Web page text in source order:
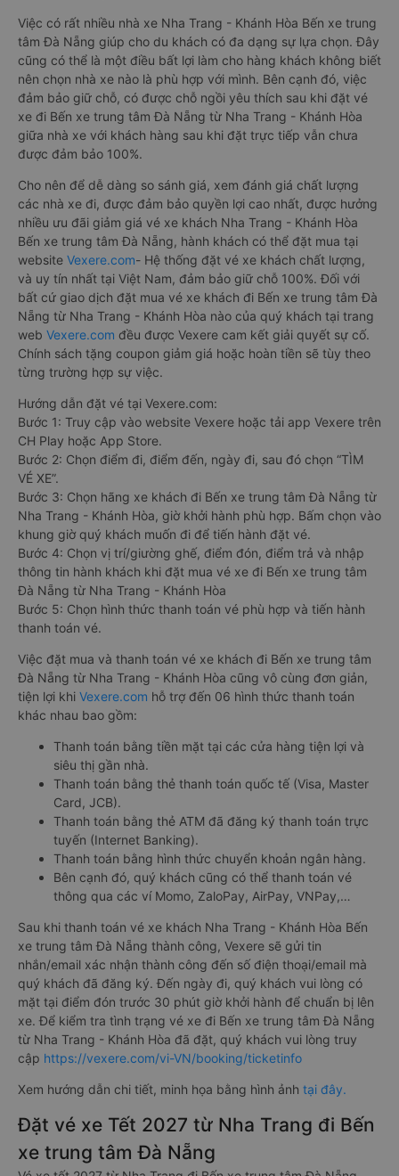
Việc có rất nhiều nhà xe Nha Trang - Khánh Hòa Bến xe trung
tâm Đà Nẵng giúp cho du khách có đa dạng sự lựa chọn. Đây
cũng có thể là một điều bất lợi làm cho hàng khách không biết
nên chọn nhà xe nào là phù hợp với mình. Bên cạnh đó, việc
đảm bảo giữ chỗ, có được chỗ ngồi yêu thích sau khi đặt vé
xe đi Bến xe trung tâm Đà Nẵng từ Nha Trang - Khánh Hòa
giữa nhà xe với khách hàng sau khi đặt trực tiếp vẫn chưa
được đảm bảo 100%.
Cho nên để dễ dàng so sánh giá, xem đánh giá chất lượng
các nhà xe đi, được đảm bảo quyền lợi cao nhất, được hưởng
nhiều ưu đãi giảm giá vé xe khách Nha Trang - Khánh Hòa
Bến xe trung tâm Đà Nẵng, hành khách có thể đặt mua tại
website Vexere.com- Hệ thống đặt vé xe khách chất lượng,
và uy tín nhất tại Việt Nam, đảm bảo giữ chỗ 100%. Đối với
bất cứ giao dịch đặt mua vé xe khách đi Bến xe trung tâm Đà
Nẵng từ Nha Trang - Khánh Hòa nào của quý khách tại trang
web Vexere.com đều được Vexere cam kết giải quyết sự cố.
Chính sách tặng coupon giảm giá hoặc hoàn tiền sẽ tùy theo
từng trường hợp sự việc.
Hướng dẫn đặt vé tại Vexere.com:
Bước 1: Truy cập vào website Vexere hoặc tải app Vexere trên
CH Play hoặc App Store.
Bước 2: Chọn điểm đi, điểm đến, ngày đi, sau đó chọn “TÌM
VÉ XE”.
Bước 3: Chọn hãng xe khách đi Bến xe trung tâm Đà Nẵng từ
Nha Trang - Khánh Hòa, giờ khởi hành phù hợp. Bấm chọn vào
khung giờ quý khách muốn đi để tiến hành đặt vé.
Bước 4: Chọn vị trí/giường ghế, điểm đón, điểm trả và nhập
thông tin hành khách khi đặt mua vé xe đi Bến xe trung tâm
Đà Nẵng từ Nha Trang - Khánh Hòa
Bước 5: Chọn hình thức thanh toán vé phù hợp và tiến hành
thanh toán vé.
Việc đặt mua và thanh toán vé xe khách đi Bến xe trung tâm
Đà Nẵng từ Nha Trang - Khánh Hòa cũng vô cùng đơn giản,
tiện lợi khi Vexere.com hỗ trợ đến 06 hình thức thanh toán
khác nhau bao gồm:
Thanh toán bằng tiền mặt tại các cửa hàng tiện lợi và
siêu thị gần nhà.
Thanh toán bằng thẻ thanh toán quốc tế (Visa, Master
Card, JCB).
Thanh toán bằng thẻ ATM đã đăng ký thanh toán trực
tuyến (Internet Banking).
Thanh toán bằng hình thức chuyển khoản ngân hàng.
Bên cạnh đó, quý khách cũng có thể thanh toán vé
thông qua các ví Momo, ZaloPay, AirPay, VNPay,…
Sau khi thanh toán vé xe khách Nha Trang - Khánh Hòa Bến
xe trung tâm Đà Nẵng thành công, Vexere sẽ gửi tin
nhắn/email xác nhận thành công đến số điện thoại/email mà
quý khách đã đăng ký. Đến ngày đi, quý khách vui lòng có
mặt tại điểm đón trước 30 phút giờ khởi hành để chuẩn bị lên
xe. Để kiểm tra tình trạng vé xe đi Bến xe trung tâm Đà Nẵng
từ Nha Trang - Khánh Hòa đã đặt, quý khách vui lòng truy
cập https://vexere.com/vi-VN/booking/ticketinfo
Xem hướng dẫn chi tiết, minh họa bằng hình ảnh tại đây.
Đặt vé xe Tết 2027 từ Nha Trang đi Bến
xe trung tâm Đà Nẵng